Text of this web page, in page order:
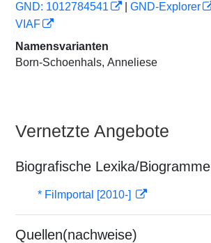
GND: 1012784541
GND-Explorer
VIAF
Namensvarianten
Born-Schoenhals, Anneliese
Vernetzte Angebote
Biografische Lexika/Biogramme
* Filmportal [2010-]
Quellen(nachweise)